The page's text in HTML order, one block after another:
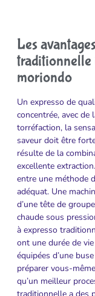
Les
traditionnelle
moriondo
Un expresso de
concentrée, avec
torréfaction, la
saveur doit être
résulte de la
excellente
entre une méthode
adéquat. Une
d’une tête de
chaude sous
à expresso
ont une durée de
équipées d’une
préparer vous-
qu’un meilleur
traditionnelle a des